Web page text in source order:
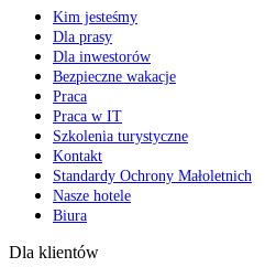
Kim jesteśmy
Dla prasy
Dla inwestorów
Bezpieczne wakacje
Praca
Praca w IT
Szkolenia turystyczne
Kontakt
Standardy Ochrony Małoletnich
Nasze hotele
Biura
Dla klientów